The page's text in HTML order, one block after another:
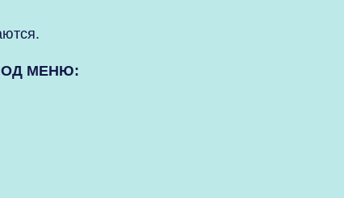
МЕНЮ: